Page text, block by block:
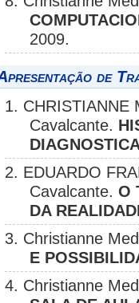
2009.
de
1. CHRISTIANNE
Cavalcante.
2. EDUARDO
Cavalcante.O
DA
3. Christianne
E
4. Christianne